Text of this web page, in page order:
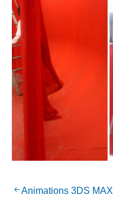
Animations 3DS MAX